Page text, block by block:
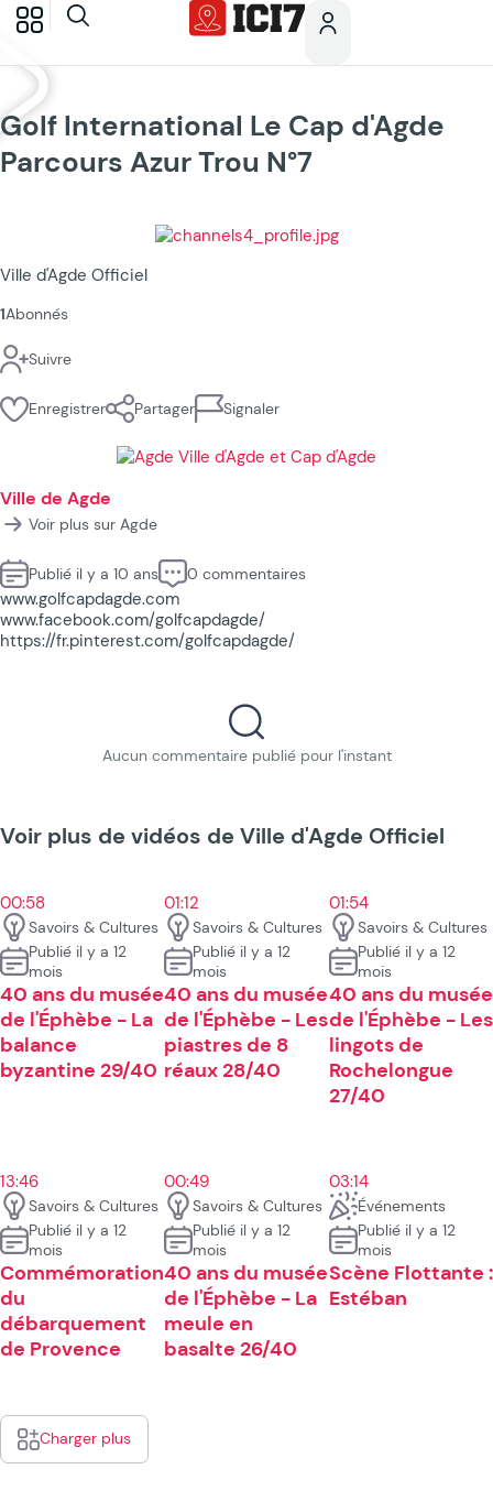
Golf International Le Cap d'Agde
Parcours Azur Trou N°7
Ville d'Agde Officiel
1Abonnés
Suivre
Enregistrer Partager Signaler
Ville de Agde
Voir plus sur Agde
Publié il y a 10 ans 0 commentaires
www.golfcapdagde.com
www.facebook.com/golfcapdagde/
https://fr.pinterest.com/golfcapdagde/
Aucun commentaire publié pour l'instant
Voir plus de vidéos de Ville d'Agde Officiel
00:58
Savoirs & Cultures
Publié il y a 12
mois
40 ans du musée
de l'Éphèbe - La
balance
byzantine 29/40
01:12
Savoirs & Cultures
Publié il y a 12
mois
40 ans du musée
de l'Éphèbe - Les
piastres de 8
réaux 28/40
01:54
Savoirs & Cultures
Publié il y a 12
mois
40 ans du musée
de l'Éphèbe - Les
lingots de
Rochelongue
27/40
13:46
Savoirs & Cultures
Publié il y a 12
mois
Commémoration
du
débarquement
de Provence
00:49
Savoirs & Cultures
Publié il y a 12
mois
40 ans du musée
de l'Éphèbe - La
meule en
basalte 26/40
03:14
Événements
Publié il y a 12
mois
Scène Flottante :
Estéban
Charger plus